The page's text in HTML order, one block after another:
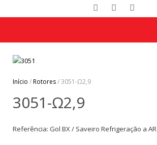
Início /Rotores/ 3051-Ω2,9
3051-Ω2,9
Referência: Gol BX / Saveiro Refrigeração a AR